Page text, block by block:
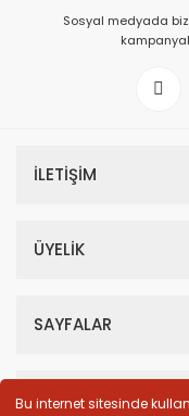
Bu internet sitesinde
Sosyal medyada
İLETİŞİM
ÜYELİK
SAYFALAR
HESABIM